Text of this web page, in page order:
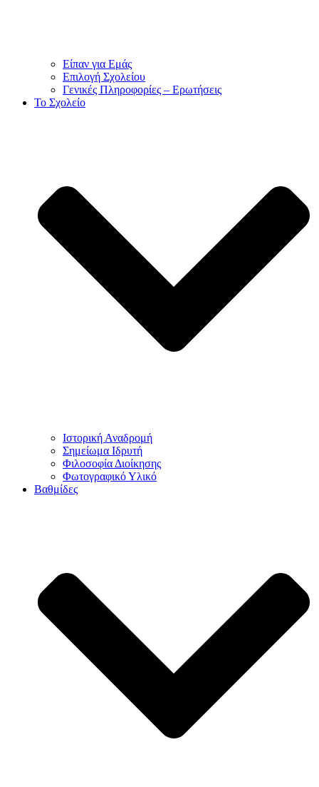
Είπαν για Εμάς
Επιλογή Σχολείου
Γενικές Πληροφορίες – Ερωτήσεις
To Σχολείο
Ιστορική Αναδρομή
Σημείωμα Ιδρυτή
Φιλοσοφία Διοίκησης
Φωτογραφικό Υλικό
Βαθμίδες